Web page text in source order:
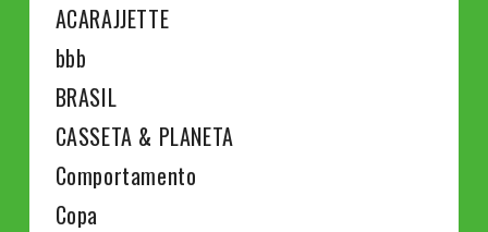
ACARAJJETTE
bbb
BRASIL
CASSETA & PLANETA
Comportamento
Copa